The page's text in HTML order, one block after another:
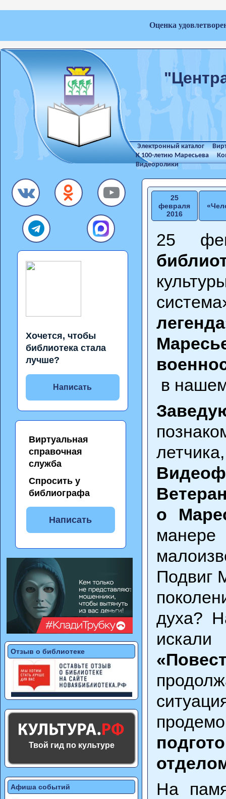
Оценка
Электронный каталог
К 100-летию Маресьева
Видеоролики
Хочется, чтобы
библиотека стала
лучше?
Написать
Виртуальная
справочная
служба
Спросить у
библиографа
Написать
Отзыв о библиотеке
Твой гид по культуре
Афиша событий
25
февраля
2016
25
в
о
Подвиг
духа?
На